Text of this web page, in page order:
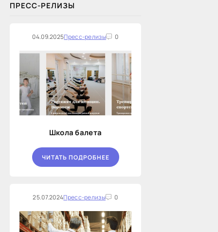
ПРЕСС-РЕЛИЗЫ
04.09.2025Пресс-релизы 0
Школа балета
ЧИТАТЬ ПОДРОБНЕЕ
25.07.2024Пресс-релизы 0